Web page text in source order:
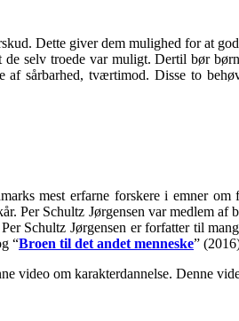
Dette giver dem mulighed for at
selv troede var muligt. Dertil bør
af sårbarhed, tværtimod. Disse to
mest erfarne forskere i emner
Per Schultz Jørgensen var medlem
Schultz Jørgensen er forfatter til
“Broen til det andet menneske”
video om karakterdannelse. Denne